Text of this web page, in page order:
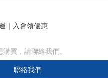
｜入會領優惠
購買，請聯絡我們。
聯絡我們